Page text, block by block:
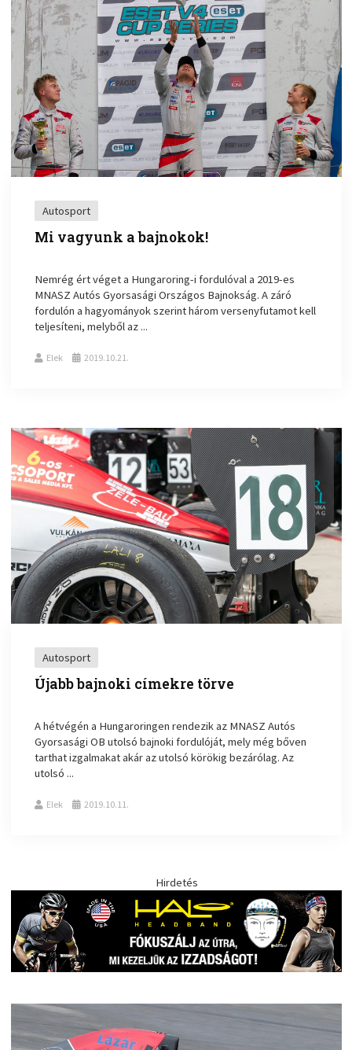
Autosport
Mi vagyunk a bajnokok!
Nemrég ért véget a Hungaroring-i fordulóval a 2019-es
MNASZ Autós Gyorsasági Országos Bajnokság. A záró
fordulón a hagyományok szerint három versenyfutamot kell
teljesíteni, melyből az ...
Elek 2019.10.21.
Autosport
Újabb bajnoki címekre törve
A hétvégén a Hungaroringen rendezik az MNASZ Autós
Gyorsasági OB utolsó bajnoki fordulóját, mely még bőven
tarthat izgalmakat akár az utolsó körökig bezárólag. Az
utolsó ...
Elek 2019.10.11.
Hirdetés